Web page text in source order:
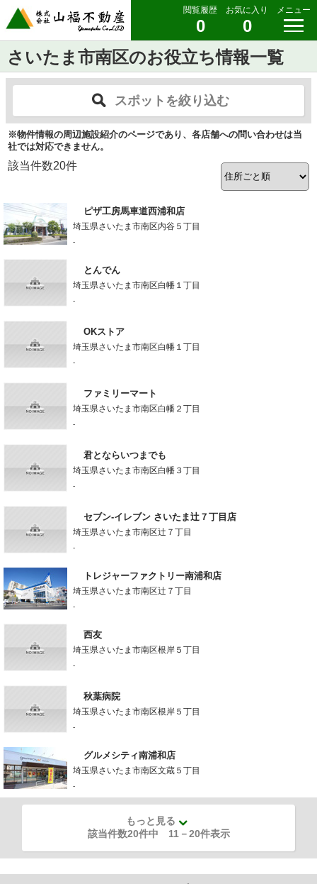
閲覧履歴
0
お気に入り
0
メニュー
さいたま市南区のお役立ち情報一覧
スポットを絞り込む
※物件情報の周辺施設紹介のページであり、各店舗への問い合わせは当
社では対応できません。
該当件数20件
ピザ工房馬車道西浦和店
埼玉県さいたま市南区内谷５丁目
-
とんでん
埼玉県さいたま市南区白幡１丁目
-
OKストア
埼玉県さいたま市南区白幡１丁目
-
ファミリーマート
埼玉県さいたま市南区白幡２丁目
-
君とならいつまでも
埼玉県さいたま市南区白幡３丁目
-
セブン-イレブン さいたま辻７丁目店
埼玉県さいたま市南区辻７丁目
-
トレジャーファクトリー南浦和店
埼玉県さいたま市南区辻７丁目
-
西友
埼玉県さいたま市南区根岸５丁目
-
秋葉病院
埼玉県さいたま市南区根岸５丁目
-
グルメシティ南浦和店
埼玉県さいたま市南区文蔵５丁目
-
もっと見る
該当件数20件中 11 －20件表示